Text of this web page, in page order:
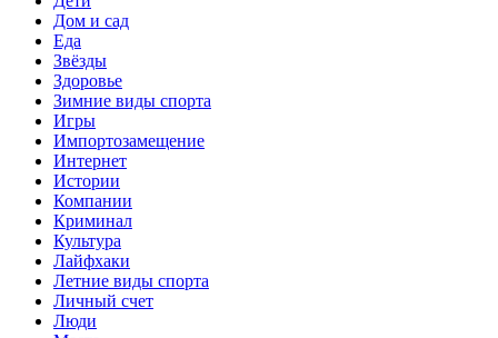
Дом и сад
Еда
Звёзды
Здоровье
Зимние виды спорта
Игры
Импортозамещение
Интернет
Истории
Компании
Криминал
Культура
Лайфхаки
Летние виды спорта
Личный счет
Люди